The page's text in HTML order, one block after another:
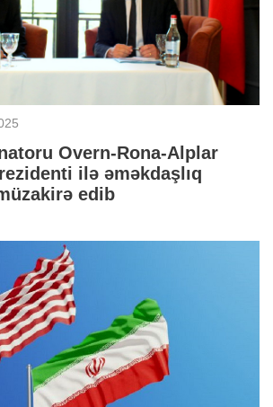
Overn-Rona-Alplar
ilə əməkdaşlıq
edib